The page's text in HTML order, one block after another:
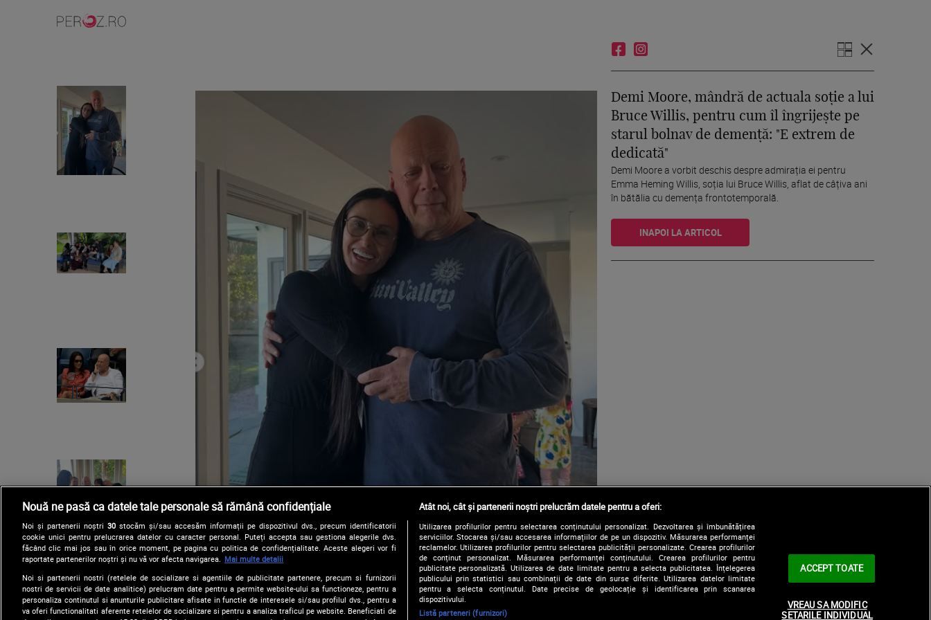
Demi Moore, mândră de actuala soție a lui
Bruce Willis, pentru cum îl îngrijește pe
starul bolnav de demență: "E extrem de
dedicată"
Demi Moore a vorbit deschis despre admirația ei pentru
Emma Heming Willis, soția lui Bruce Willis, aflat de câțiva ani
în bătălia cu demența frontotemporală.
Nouă ne pasă ca datele tale personale să rămână confidențiale
Noi și partenerii noștri 30stocăm și/sau accesăm informații pe dispozitivul dvs., precum identificatorii
cookie unici pentru prelucrarea datelor cu caracter personal. Puteți accepta sau gestiona alegerile dvs.
făcând clic mai jos sau în orice moment, pe pagina cu politica de confidențialitate. Aceste alegeri vor fi
raportate partenerilor noștri și nu vă vor afecta navigarea. Mai multe detalii
Noi si partenerii nostri (retelele de socializare si agentiile de publicitate partenere, precum si furnizorii
nostri de servicii de date analitice) prelucram date pentru a permite website-ului sa functioneze, pentru a
personaliza continutul si anunturile publicitare afisate in functie de interesele si/sau profilul dvs., pentru a
va oferi functionalitati aferente retelelor de socializare si pentru a analiza traficul pe website. Beneficiati de
Atât noi, cât și partenerii noștri prelucrăm datele pentru a oferi:
Utilizarea profilurilor pentru selectarea conținutului personalizat. Dezvoltarea și îmbunătățirea
serviciilor. Stocarea și/sau accesarea informațiilor de pe un dispozitiv. Măsurarea performanței
reclamelor. Utilizarea profilurilor pentru selectarea publicității personalizate. Crearea profilurilor
de conținut personalizat. Măsurarea performanței conținutului. Crearea profilurilor pentru
publicitate personalizată. Utilizarea de date limitate pentru a selecta publicitatea. Înțelegerea
publicului prin statistici sau combinații de date din surse diferite. Utilizarea datelor limitate
pentru a selecta conținutul. Date precise de geolocație și identificarea prin scanarea
dispozitivului.
Listă parteneri (furnizori)
ACCEPT TOATE
VREAU SA MODIFIC
SETARILE INDIVIDUAL